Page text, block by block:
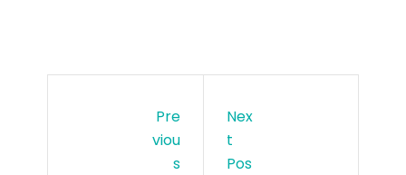
Pre
Viou
S
Nex
T
Pos